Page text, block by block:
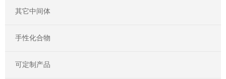
其它中间体
手性化合物
可定制产品